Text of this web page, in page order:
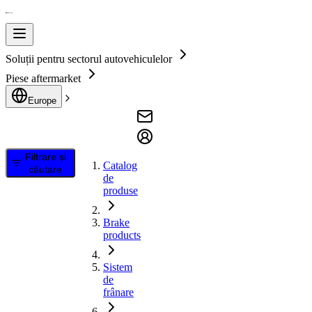
Soluții pentru sectorul autovehiculelor
Piese aftermarket
Europe
Filtrare și
căutare
Catalog
de
produse
Brake
products
Sistem
de
frânare